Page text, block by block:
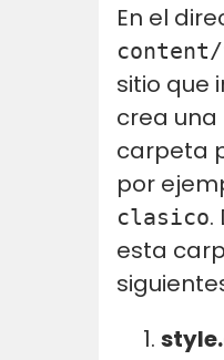
En el
content/
sitio que
crea una
carpeta
por
clasico.
esta